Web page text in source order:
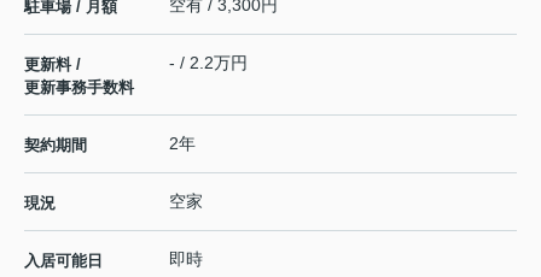
駐車場 / 月額 空有 / 3,300円
更新料 /
更新事務手数料
- / 2.2万円
契約期間 2年
現況 空家
入居可能日 即時